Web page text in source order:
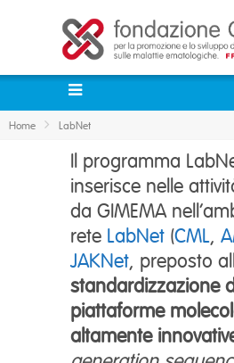
Home LabNet
Il programma
inserisce nelle
da GIMEMA
rete LabNet (CML,
JAKNet, preposto
standardizzazione
piattaforme
altamente